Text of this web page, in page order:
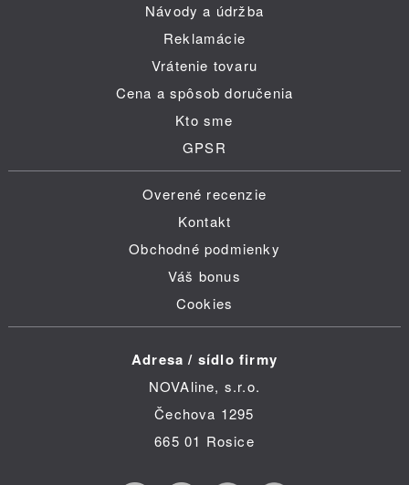
Návody a údržba
Reklamácie
Vrátenie tovaru
Cena a spôsob doručenia
Kto sme
GPSR
Overené recenzie
Kontakt
Obchodné podmienky
Váš bonus
Cookies
Adresa / sídlo firmy
NOVAline, s.r.o.
Čechova 1295
665 01 Rosice